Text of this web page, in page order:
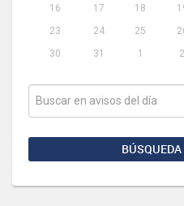
16
17 18
23
24 25
30
31 1 2